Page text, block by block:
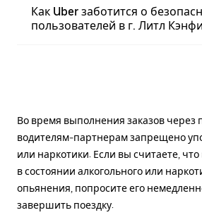
Как Uber заботится о
пользователей в г. Литл
Во время выполнения заказов через
водителям-партнерам запрещено
или наркотики. Если вы считаете,
в состоянии алкогольного или
опьянения, попросите его
завершить поездку.